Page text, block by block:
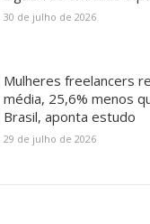
30 de julho de 2026
Mulheres freelancers
média, 25,6% menos
Brasil, aponta estudo
29 de julho de 2026